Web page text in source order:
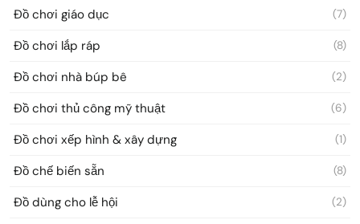
Đồ chơi giáo dục (7)
Đồ chơi lắp ráp (8)
Đồ chơi nhà búp bê (2)
Đồ chơi thủ công mỹ thuật (6)
Đồ chơi xếp hình & xây dựng (1)
Đồ chế biến sẵn (8)
Đồ dùng cho lễ hội (2)